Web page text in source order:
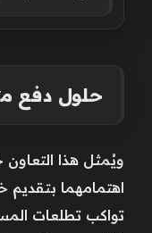
حلول دفع
ويُمثل هذا
اهتمامهما بتقديم
تواكب تطلعات